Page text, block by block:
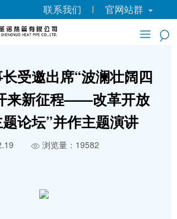
官网站群
联系我们
受邀出席“波澜壮阔四
来新征程——改革开放
论坛”并作主题演讲
 浏览量：19582